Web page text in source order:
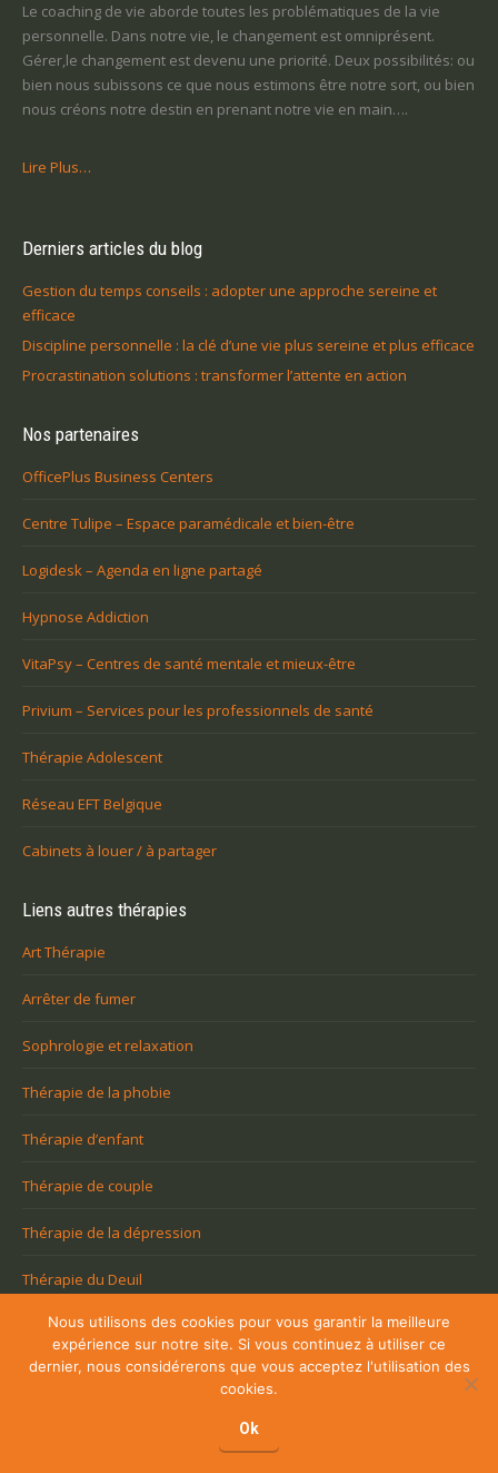
Le coaching de vie aborde toutes les problématiques de la vie
personnelle. Dans notre vie, le changement est omniprésent.
Gérer,le changement est devenu une priorité. Deux possibilités: ou
bien nous subissons ce que nous estimons être notre sort, ou bien
nous créons notre destin en prenant notre vie en main….
Lire Plus…
Derniers articles du blog
Gestion du temps conseils : adopter une approche sereine et
efficace
Discipline personnelle : la clé d’une vie plus sereine et plus efficace
Procrastination solutions : transformer l’attente en action
Nos partenaires
OfficePlus Business Centers
Centre Tulipe – Espace paramédicale et bien-être
Logidesk – Agenda en ligne partagé
Hypnose Addiction
VitaPsy – Centres de santé mentale et mieux-être
Privium – Services pour les professionnels de santé
Thérapie Adolescent
Réseau EFT Belgique
Cabinets à louer / à partager
Liens autres thérapies
Art Thérapie
Arrêter de fumer
Sophrologie et relaxation
Thérapie de la phobie
Thérapie d’enfant
Thérapie de couple
Thérapie de la dépression
Thérapie du Deuil
Coaching Namur
Coaching Brabant Wallon
Nous utilisons des cookies pour vous garantir la meilleure
expérience sur notre site. Si vous continuez à utiliser ce
dernier, nous considérerons que vous acceptez l'utilisation des
cookies.
Ok